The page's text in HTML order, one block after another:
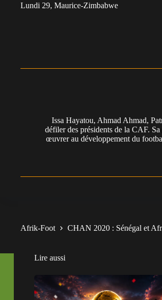
Lundi 29, Maurice-Zimbabwe
Issa Hayatou, Ahmad Ahmad,
défiler des présidents de la CAF.
œuvrer au développement du
Afrik-Foot CHAN 2020 : Sénégal et
Lire aussi